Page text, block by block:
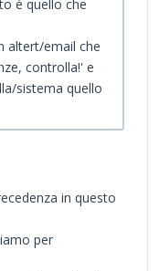
è quello che
altert/email che
controlla!' e
sistema quello
in questo
per